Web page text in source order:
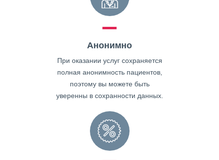
Анонимно
При оказании услуг сохраняется
полная анонимность пациентов,
поэтому вы можете быть
уверенны в сохранности данных.